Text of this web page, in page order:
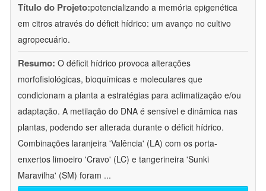
Título do Projeto:potencializando a memória epigenética
em citros através do déficit hídrico: um avanço no cultivo
agropecuário.
Resumo: O déficit hídrico provoca alterações
morfofisiológicas, bioquímicas e moleculares que
condicionam a planta a estratégias para aclimatização e/ou
adaptação. A metilação do DNA é sensível e dinâmica nas
plantas, podendo ser alterada durante o déficit hídrico.
Combinações laranjeira 'Valência' (LA) com os porta-
enxertos limoeiro 'Cravo' (LC) e tangerineira 'Sunki
Maravilha' (SM) foram ...